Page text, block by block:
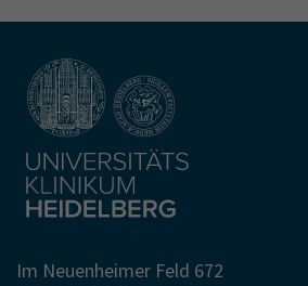
Im Neuenheimer Feld 672